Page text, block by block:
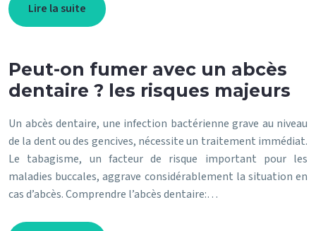
Lire la suite
Peut-on fumer avec un abcès
dentaire ? les risques majeurs
Un abcès dentaire, une infection bactérienne grave au niveau
de la dent ou des gencives, nécessite un traitement immédiat.
Le tabagisme, un facteur de risque important pour les
maladies buccales, aggrave considérablement la situation en
cas d’abcès. Comprendre l’abcès dentaire:…